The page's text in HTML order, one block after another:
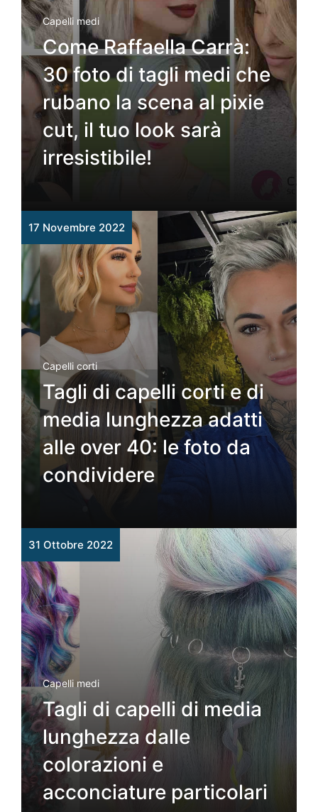
Capelli medi
Come Raffaella Carrà:
30 foto di tagli medi che
rubano la scena al pixie
cut, il tuo look sarà
irresistibile!
17 Novembre 2022
Capelli corti
Tagli di capelli corti e di
media lunghezza adatti
alle over 40: le foto da
condividere
31 Ottobre 2022
Capelli medi
Tagli di capelli di media
lunghezza dalle
colorazioni e
acconciature particolari